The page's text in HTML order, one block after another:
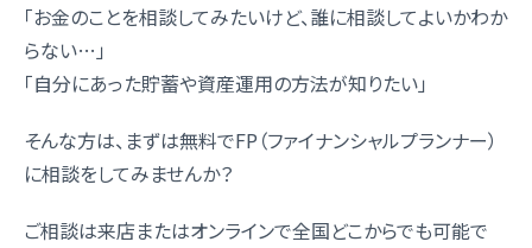
「お金のことを相談してみたいけど、誰に相談してよいかわか
らない…」
「自分にあった貯蓄や資産運用の方法が知りたい」
そんな方は、まずは無料でFP（ファイナンシャルプランナー）
に相談をしてみませんか？
ご相談は来店またはオンラインで全国どこからでも可能で